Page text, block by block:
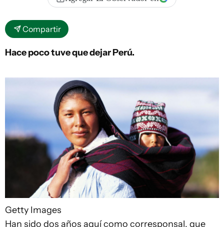
Compartir
Hace poco tuve que dejar Perú.
Getty Images
Han sido dos años aquí como corresponsal, que